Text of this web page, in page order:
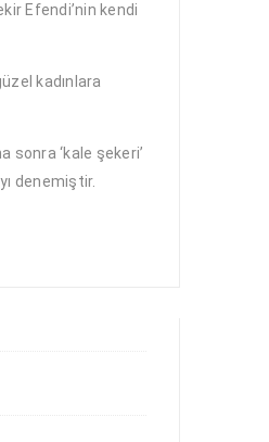
Efendi’nin kendi
kadınlara
sonra ‘kale şekeri’
denemiştir.